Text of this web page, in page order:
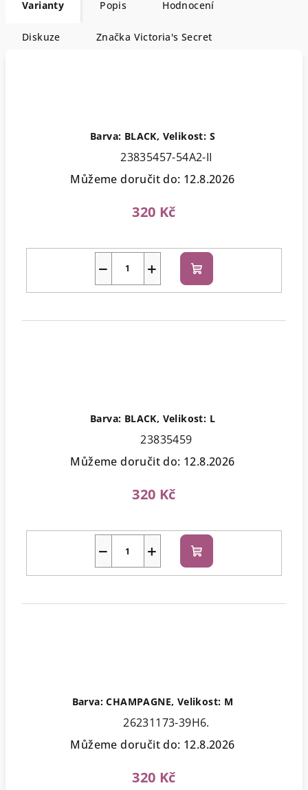
Varianty Popis Hodnocení
Diskuze Značka Victoria's Secret
Barva: BLACK, Velikost: S
23835457-54A2-II
Můžeme doručit do: 12.8.2026
320 Kč
+
− Do
košíku
Barva: BLACK, Velikost: L
23835459
Můžeme doručit do: 12.8.2026
320 Kč
+
− Do
košíku
Barva: CHAMPAGNE, Velikost: M
26231173-39H6.
Můžeme doručit do: 12.8.2026
320 Kč